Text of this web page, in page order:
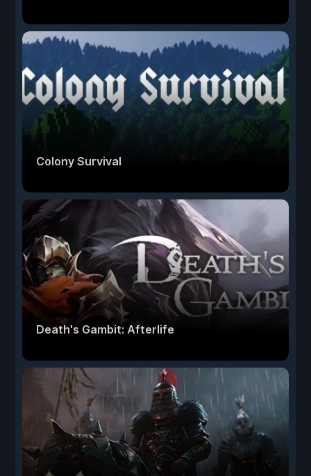
Colony Survival
Death's Gambit: Afterlife